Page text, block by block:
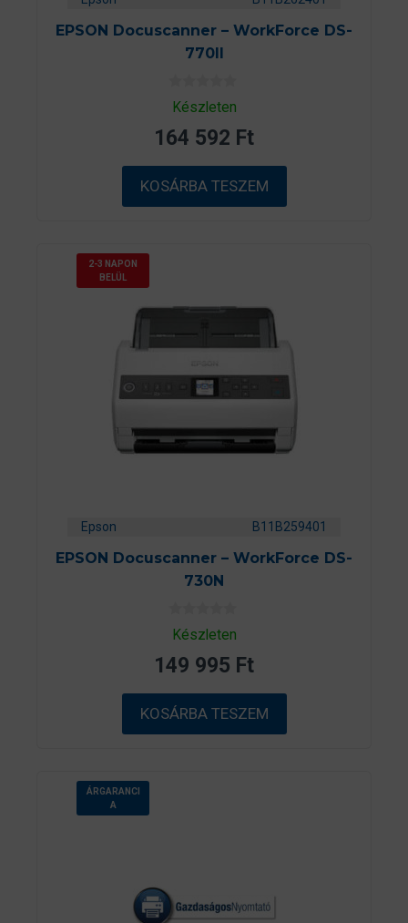
EPSON Docuscanner – WorkForce DS-
770II
0
a
5
b
ő
l
Készleten
164 592 Ft
KOSÁRBA TESZEM
2-3 NAPON
BELÜL
Epson B11B259401
EPSON Docuscanner – WorkForce DS-
730N
0
a
5
b
ő
l
Készleten
149 995 Ft
KOSÁRBA TESZEM
ÁRGARANCI
A